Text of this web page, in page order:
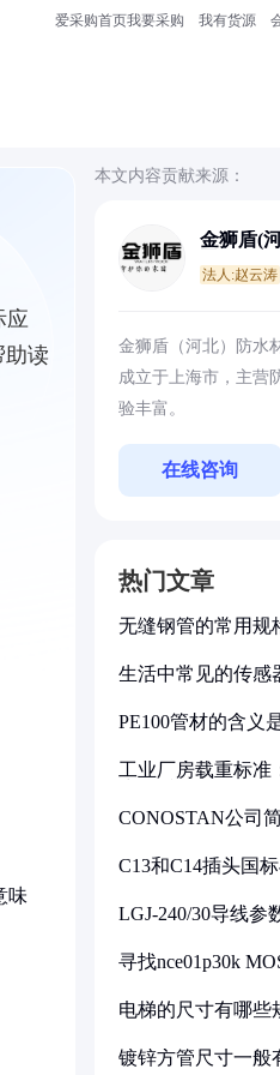
爱采购首页我要采购 我有货源
应
助读
味
本文内容贡献来源：
金狮盾(
法人:赵云涛
金狮盾（河北）防水
成立于上海市，主营
验丰富。
在线咨询
热门文章
无缝钢管的常用规
生活中常见的传感
PE100管材的含义
工业厂房载重标准
CONOSTAN公司
C13和C14插头国
LGJ-240/30导线参
寻找nce01p30k
电梯的尺寸有哪些
镀锌方管尺寸一般